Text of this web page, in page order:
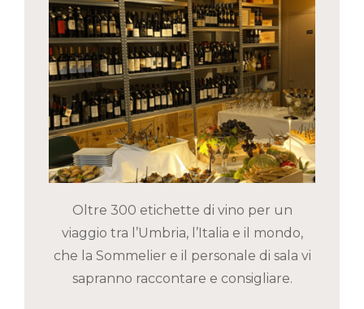
Oltre 300 etichette di vino per un
viaggio tra l’Umbria, l’Italia e il mondo,
che la Sommelier e il personale di sala vi
sapranno raccontare e consigliare.